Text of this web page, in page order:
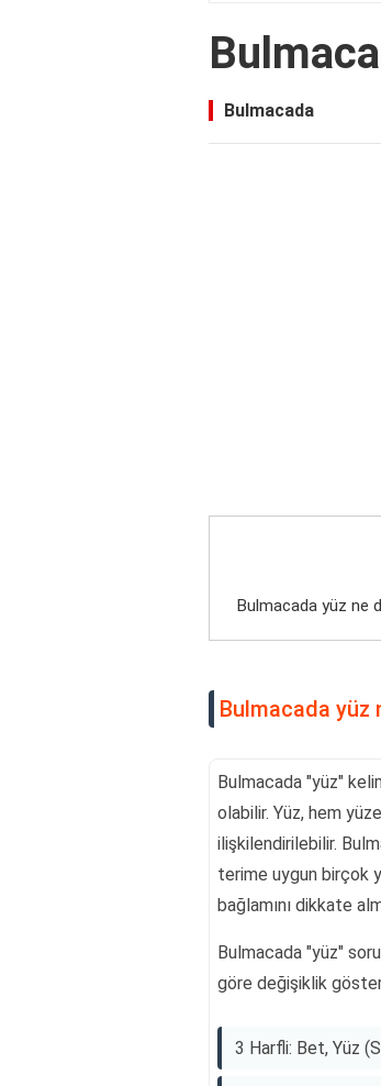
Bulmacada
Bulmacada yüz ne
Bulmacada yüz
Bulmacada "yüz"
olabilir. Yüz, hem
ilişkilendirilebilir.
terime uygun birçok
bağlamını dikkate
Bulmacada "yüz"
göre değişiklik
3 Harfli: Bet, Yüz